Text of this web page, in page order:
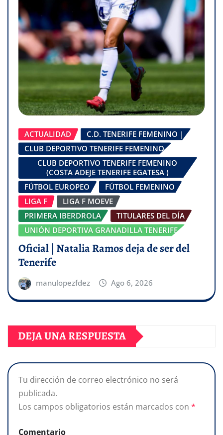
ACTUALIDAD
C.D. TENERIFE FEMENINO |
CLUB DEPORTIVO TENERIFE FEMENINO
CLUB DEPORTIVO TENERIFE FEMENINO
(COSTA ADEJE TENERIFE EGATESA )
FÚTBOL EUROPEO
FÚTBOL FEMENINO
LIGA F
LIGA F MOEVE
PRIMERA IBERDROLA
TITULARES DEL DÍA
UNIÓN DEPORTIVA GRANADILLA TENERIFE
Oficial | Natalia Ramos deja de ser del
Tenerife
manulopezfdez Ago 6, 2026
DEJA UNA RESPUESTA
Tu dirección de correo electrónico no será
publicada.
Los campos obligatorios están marcados con *
Comentario